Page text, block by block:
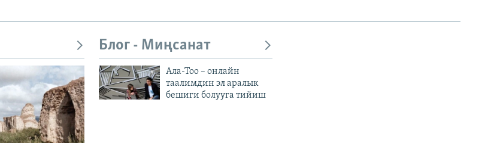
Блог - Миңсанат
Ала-Тоо – онлайн
таалимдин эл аралык
бешиги болууга тийиш